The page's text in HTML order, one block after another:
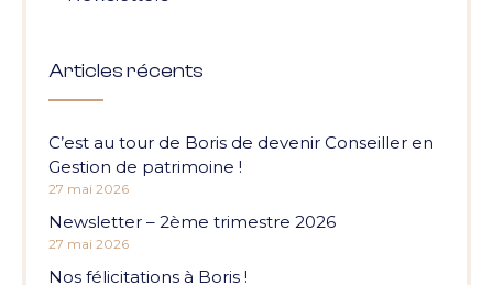
Articles récents
C’est au tour de Boris de devenir Conseiller en
Gestion de patrimoine !
27 mai 2026
Newsletter – 2ème trimestre 2026
27 mai 2026
Nos félicitations à Boris !